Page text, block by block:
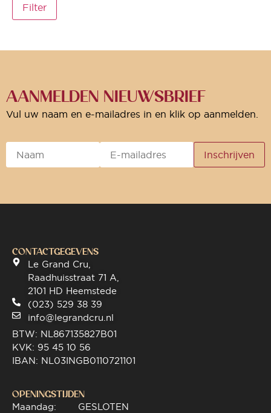
Filter
AANMELDEN NIEUWSBRIEF
Vul uw naam en e-mailadres in en klik op aanmelden.
CONTACTGEGEVENS
Le Grand Cru,
Raadhuisstraat 71 A,
2101 HD Heemstede
(023) 529 38 39
info@legrandcru.nl
BTW: NL867135827B01
KVK: 95 45 10 56
IBAN: NL03INGB0110721101
OPENINGSTIJDEN
Maandag:
GESLOTEN